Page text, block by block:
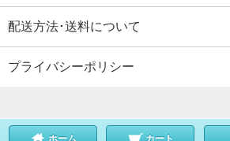
配送方法･送料について
プライバシーポリシー
ホーム カート